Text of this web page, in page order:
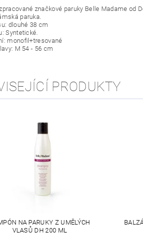
značkové paruky Belle Madame od
paruka.
dlouhé 38 cm
Syntetické.
monofil+tresované
M 54 ‑ 56 cm
PRODUKTY
NA PARUKY Z UMĚLÝCH
VLASŮ DH 200 ML